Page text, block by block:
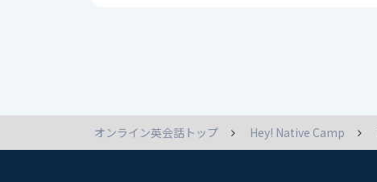
オンライン英会話トップ Hey! Native Camp